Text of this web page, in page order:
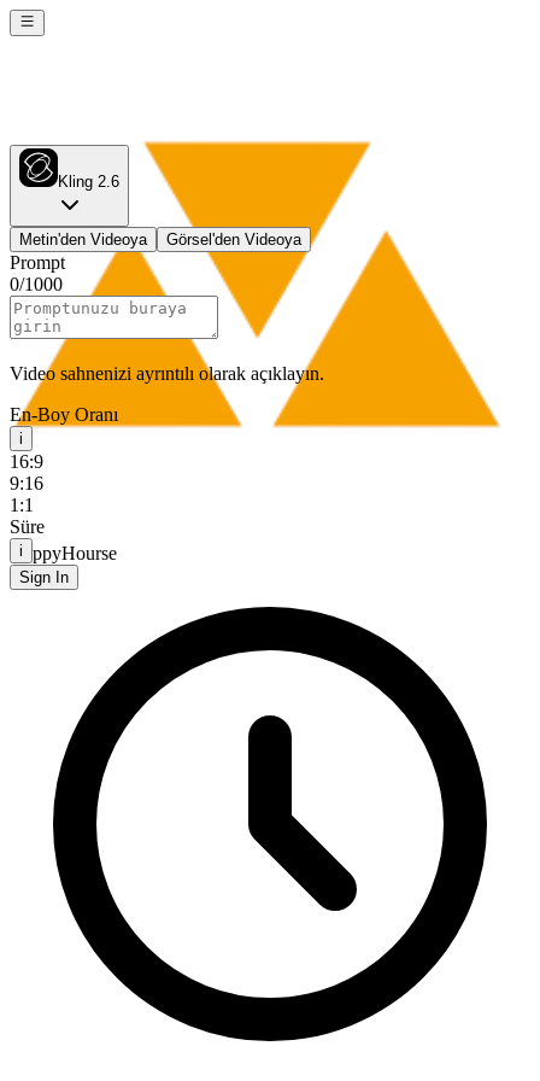
HappyHourse
Sign In
Kling 2.6
Metin'den Videoya Görsel'den Videoya
Prompt
0/1000
Video sahnenizi ayrıntılı olarak açıklayın.
En-Boy Oranı
i
16:9
9:16
1:1
Süre
i